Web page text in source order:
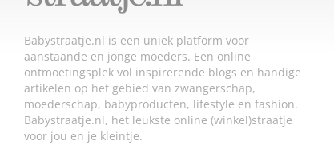
Babystraatje.nl is een uniek platform voor
aanstaande en jonge moeders. Een online
ontmoetingsplek vol inspirerende blogs en handige
artikelen op het gebied van zwangerschap,
moederschap, babyproducten, lifestyle en fashion.
Babystraatje.nl, het leukste online (winkel)straatje
voor jou en je kleintje.